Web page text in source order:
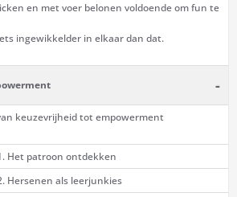
en met voer belonen voldoende om fun te
ingewikkelder in elkaar dan dat.
-
keuzevrijheid tot empowerment
Het patroon ontdekken
Hersenen als leerjunkies